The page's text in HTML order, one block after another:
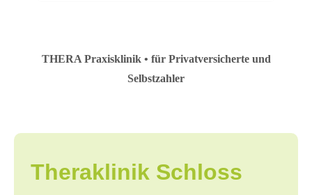
THERA Praxisklinik • für Privatversicherte und
Selbstzahler
Theraklinik Schloss